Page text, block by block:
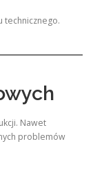
technicznego.
Nawet
problemów